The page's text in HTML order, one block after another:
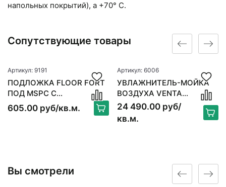
напольных покрытий), а +70° С.
Сопутствующие товары
Артикул: 9191
ПОДЛОЖКА FLOOR FORT
ПОД MSPC C
ПАРОИЗОЛЯЦИЕЙ
605.00 руб/кв.м.
Артикул: 6006
УВЛАЖНИТЕЛЬ-МОЙКА
ВОЗДУХА VENTA
ORIGINAL LW15, БЕЛЫЙ
24 490.00 руб/
кв.м.
Вы смотрели